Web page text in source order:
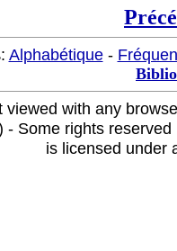
: Alphabétique-
viewed with any
- Some rights
is licensed under